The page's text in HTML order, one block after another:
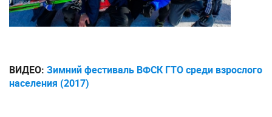
ВИДЕО: Зимний фестиваль ВФСК ГТО среди взрослого
населения (2017)